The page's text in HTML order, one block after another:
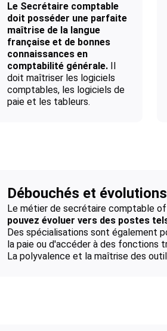
Le Secrétaire comptable
doit posséder une parfaite
maîtrise de la langue
française et de bonnes
connaissances en
comptabilité générale. Il
doit maîtriser les logiciels
comptables, les logiciels de
paie et les tableurs.
Débouchés et évolutions
Le métier de secrétaire comptable
pouvez évoluer vers des postes
Des spécialisations sont également
la paie ou d'accéder à des fonctions
La polyvalence et la maîtrise des